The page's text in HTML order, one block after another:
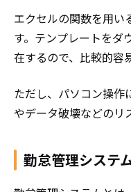
エクセルの関数を用い
す。テンプレートをダ
在するので、比較的容
ただし、パソコン操作
やデータ破壊などのリ
勤怠管理システ